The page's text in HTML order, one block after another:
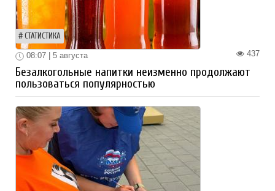
СТАТИСТИКА
437
08:07 | 5 августа
Безалкогольные напитки неизменно продолжают
пользоваться популярностью